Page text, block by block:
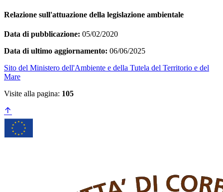
Relazione sull'attuazione della legislazione ambientale
Data di pubblicazione: 05/02/2020
Data di ultimo aggiornamento: 06/06/2025
Sito del Ministero dell'Ambiente e della Tutela del Territorio e del
Mare
Visite alla pagina: 105